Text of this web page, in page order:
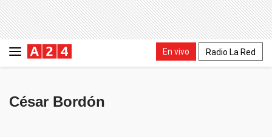
En vivo Radio La Red
César Bordón